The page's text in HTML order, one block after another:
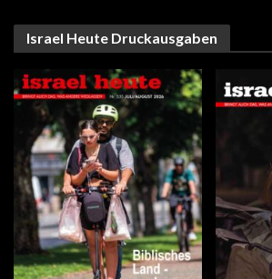
Israel Heute Druckausgaben